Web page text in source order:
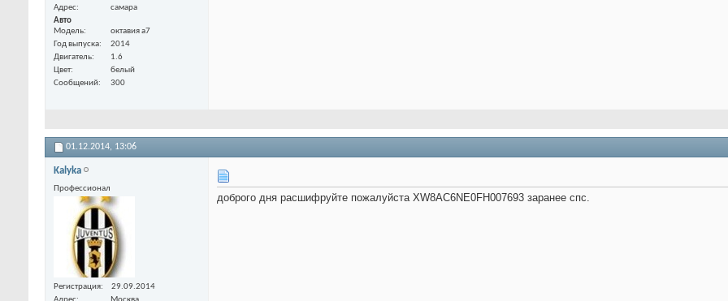
Адрес
самара
Авто
Модель
октавия а7
Год выпуска
2014
Двигатель
1.6
Цвет
белый
Сообщений
300
01.12.2014, 13:06
Kalyka
Профессионал
Регистрация
29.09.2014
доброго дня расшифруйте пожалуйста XW8AC6NE0FH007693 заранее спс.